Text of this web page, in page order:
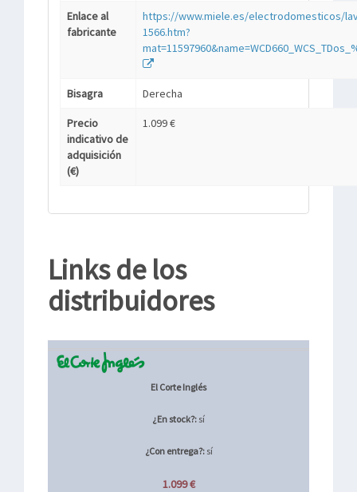
Enlace al
fabricante
https://www.miele.es/electrodomesticos/
1566.htm?
Bisagra Derecha
Precio
indicativo de
adquisición
(€)
1.099 €
Links de los
distribuidores
El Corte Inglés
¿En stock?: sí
¿Con entrega?:sí
1.099 €